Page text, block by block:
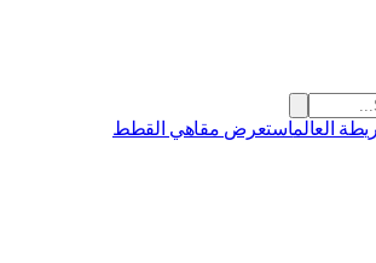
العالماستعرض مقاهي القطط